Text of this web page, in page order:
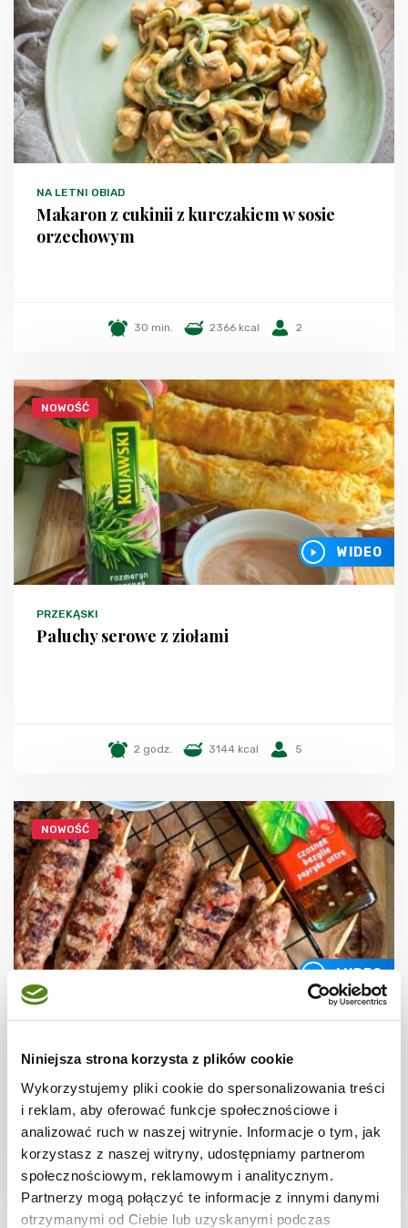
Niniejsza strona korzysta z plików cookie
Wykorzystujemy pliki cookie do spersonalizowania treści
i reklam, aby oferować funkcje społecznościowe i
analizować ruch w naszej witrynie. Informacje o tym, jak
korzystasz z naszej witryny, udostępniamy partnerom
społecznościowym, reklamowym i analitycznym.
Partnerzy mogą połączyć te informacje z innymi danymi
otrzymanymi od Ciebie lub uzyskanymi podczas
NA LETNI OBIAD
Makaron z cukinii z kurczakiem w sosie
orzechowym
30 min. 2366 kcal 2
NOWOŚĆ
WIDEO
PRZEKĄSKI
Paluchy serowe z ziołami
2 godz. 3144 kcal 5
NOWOŚĆ
WIDEO
Grillowane kofty z mięsa mielonego
30 min. 1805 kcal 4